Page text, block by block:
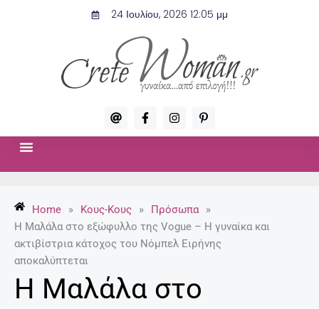
24 Ιουλίου, 2026 12:05 μμ
A
t
F
a
c
I
n
s
P
i
n
p
Home » Κους-Κους » Πρόσωπα
»
H Μαλάλα στο εξώφυλλο της Vogue – Η γυναίκα και
ακτιβίστρια κάτοχος του Νόμπελ Ειρήνης
αποκαλύπτεται
H Μαλάλα στο